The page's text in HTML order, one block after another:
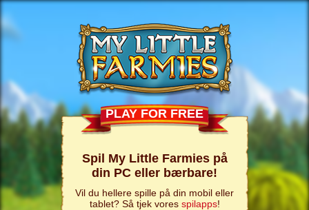
PLAY FOR FREE
Spil My Little Farmies på
din PC eller bærbare!
Vil du hellere spille på din mobil eller
tablet? Så tjek vores spilapps!